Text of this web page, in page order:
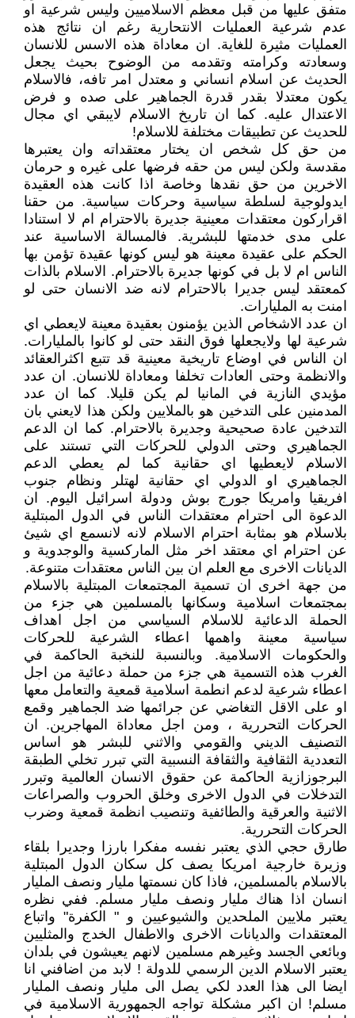
متفق عليها من قبل معظم الاسلاميين وليس شرعية او
عدم شرعية العمليات الانتحارية رغم ان نتائج هذه
العمليات مثيرة للغاية. ان معاداة هذه الاسس للانسان
وسعادته وكرامته وتقدمه من الوضوح بحيث يجعل
الحديث عن اسلام انساني و معتدل امر تافه، فالاسلام
يكون معتدلا بقدر قدرة الجماهير على صده و فرض
الاعتدال عليه. كما ان تاريخ الاسلام لايبقي اي مجال
للحديث عن تطبيقات مختلفة للاسلام!
من حق كل شخص ان يختار معتقداته وان يعتبرها
مقدسة ولكن ليس من حقه فرضها على غيره و حرمان
الاخرين من حق نقدها وخاصة اذا كانت هذه العقيدة
ايدولوجية لسلطة سياسية وحركات سياسية. من حقنا
اقراركون معتقدات معينية جديرة بالاحترام ام لا استنادا
على مدى خدمتها للبشرية. فالمسالة الاساسية عند
الحكم على عقيدة معينة هو ليس كونها عقيدة تؤمن بها
الناس ام لا بل في كونها جديرة بالاحترام. الاسلام بالذات
كمعتقد ليس جديرا بالاحترام لانه ضد الانسان حتى لو
امنت به المليارات.
ان عدد الاشخاص الذين يؤمنون بعقيدة معينة لايعطي اي
شرعية لها ولايجعلها فوق النقد حتى لو كانوا بالمليارات.
ان الناس في اوضاع تاريخية معينية قد تتبع اكثرالعقائد
والانظمة وحتى العادات تخلفا ومعاداة للانسان. ان عدد
مؤيدي النازية في المانيا لم يكن قليلا. كما ان عدد
المدمنين على التدخين هو بالملايين ولكن هذا لايعني بان
التدخين عادة صحيحية وجديرة بالاحترام. كما ان الدعم
الجماهيري وحتى الدولي للحركات التي تستند على
الاسلام لايعطيها اي حقانية كما لم يعطي الدعم
الجماهيري او الدولي اي حقانية لهتلر ونظام جنوب
افريقيا وامريكا جورج بوش ودولة اسرائيل اليوم. ان
الدعوة الى احترام معتقدات الناس في الدول المبتلية
بلاسلام هو بمثابة احترام الاسلام لانه لانسمع اي شيئ
عن احترام اي معتقد اخر مثل الماركسية والوجدوية و
الديانات الاخرى مع العلم ان بين الناس معتقدات متنوعة.
من جهة اخرى ان تسمية المجتمعات المبتلية بالاسلام
بمجتمعات اسلامية وسكانها بالمسلمين هي جزء من
الحملة الدعائية للاسلام السياسي من اجل اهداف
سياسية معينة واهمها اعطاء الشرعية للحركات
والحكومات الاسلامية. وبالنسبة للنخبة الحاكمة في
الغرب هذه التسمية هي جزء من حملة دعائية من اجل
اعطاء شرعية لدعم انطمة اسلامية قمعية والتعامل معها
او على الاقل التغاضي عن جرائمها ضد الجماهير وقمع
الحركات التحررية ، ومن اجل معاداة المهاجرين. ان
التصنيف الديني والقومي والاثني للبشر هو اساس
التعددية الثقافية والثقافة النسبية التي تبرر تخلي الطبقة
البرجوزازية الحاكمة عن حقوق الانسان العالمية وتبرر
التدخلات في الدول الاخرى وخلق الحروب والصراعات
الاثنية والعرقية والطائفية وتنصيب انظمة قمعية وضرب
الحركات التحررية.
طارق حجي الذي يعتبر نفسه مفكرا بارزا وجديرا بلقاء
وزيرة خارجية امريكا يصف كل سكان الدول المبتلية
بالاسلام بالمسلمين، فاذا كان نسمتها مليار ونصف المليار
انسان اذا هناك مليار ونصف مليار مسلم. ففي نظره
يعتبر ملايين الملحدين والشيوعيين و " الكفرة" واتباع
المعتقدات والديانات الاخرى والاطفال الخدج والمثليين
وبائعي الجسد وغيرهم مسلمين لانهم يعيشون في بلدان
يعتبر الاسلام الدين الرسمي للدولة ! لابد من اضافني انا
ايضا الى هذا العدد لكي يصل الى مليار ونصف المليار
مسلم! ان اكبر مشكلة تواجه الجمهورية الاسلامية في